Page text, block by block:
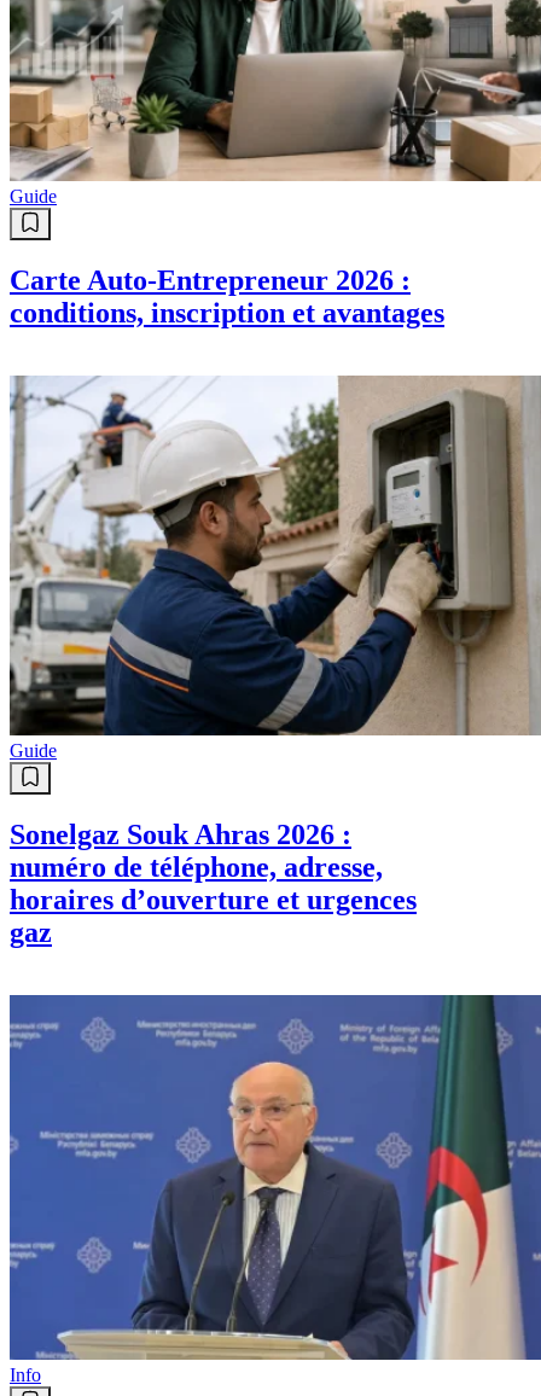
Guide
Carte Auto-Entrepreneur 2026 :
conditions, inscription et avantages
Guide
Sonelgaz Souk Ahras 2026 :
numéro de téléphone, adresse,
horaires d’ouverture et urgences
gaz
Info